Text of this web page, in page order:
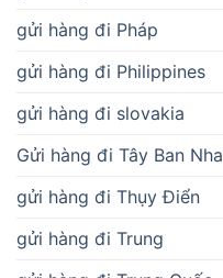
gửi hàng đi Pháp
gửi hàng đi Philippines
gửi hàng đi slovakia
Gửi hàng đi Tây Ban Nha
gửi hàng đi Thụy Điển
gửi hàng đi Trung